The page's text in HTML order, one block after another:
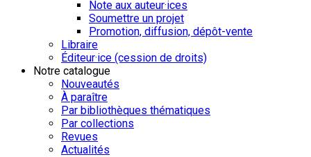
Note aux auteur·ices
Soumettre un projet
Promotion, diffusion, dépôt-vente
Libraire
Éditeur·ice (cession de droits)
Notre catalogue
Nouveautés
À paraître
Par bibliothèques thématiques
Par collections
Revues
Actualités